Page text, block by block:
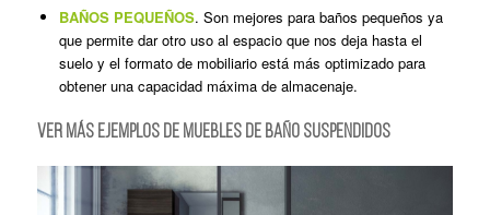
BAÑOS PEQUEÑOS. Son mejores para baños pequeños ya
que permite dar otro uso al espacio que nos deja hasta el
suelo y el formato de mobiliario está más optimizado para
obtener una capacidad máxima de almacenaje.
VER MÁS EJEMPLOS DE MUEBLES DE BAÑO SUSPENDIDOS